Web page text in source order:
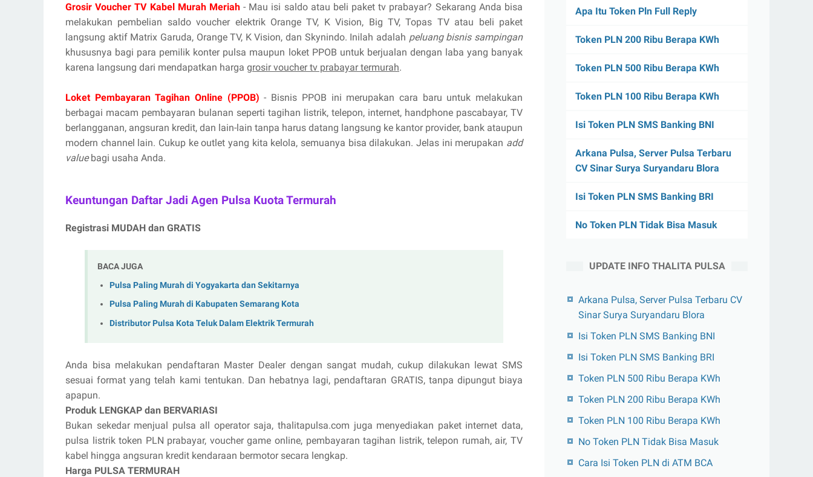
Grosir Voucher TV Kabel Murah Meriah- Mau isi saldo atau beli paket tv prabayar? Sekarang Anda bisa
melakukan pembelian saldo voucher elektrik Orange TV, K Vision, Big TV, Topas TV atau beli paket
langsung aktif Matrix Garuda, Orange TV, K Vision, dan Skynindo. Inilah adalah peluang bisnis sampingan
khususnya bagi para pemilik konter pulsa maupun loket PPOB untuk berjualan dengan laba yang banyak
karena langsung dari mendapatkan harga grosir voucher tv prabayar termurah.
Loket Pembayaran Tagihan Online (PPOB) - Bisnis PPOB ini merupakan cara baru untuk melakukan
berbagai macam pembayaran bulanan seperti tagihan listrik, telepon, internet, handphone pascabayar, TV
berlangganan, angsuran kredit, dan lain-lain tanpa harus datang langsung ke kantor provider, bank ataupun
modern channel lain. Cukup ke outlet yang kita kelola, semuanya bisa dilakukan. Jelas ini merupakan add
valuebagi usaha Anda.
Keuntungan Daftar Jadi Agen Pulsa Kuota Termurah
Registrasi MUDAH dan GRATIS
BACA JUGA
Pulsa Paling Murah di Yogyakarta dan Sekitarnya
Pulsa Paling Murah di Kabupaten Semarang Kota
Distributor Pulsa Kota Teluk Dalam Elektrik Termurah
Anda bisa melakukan pendaftaran Master Dealer dengan sangat mudah, cukup dilakukan lewat SMS
sesuai format yang telah kami tentukan. Dan hebatnya lagi, pendaftaran GRATIS, tanpa dipungut biaya
apapun.
Produk LENGKAP dan BERVARIASI
Bukan sekedar menjual pulsa all operator saja, thalitapulsa.com juga menyediakan paket internet data,
pulsa listrik token PLN prabayar, voucher game online, pembayaran tagihan listrik, telepon rumah, air, TV
kabel hingga angsuran kredit kendaraan bermotor secara lengkap.
Harga PULSA TERMURAH
Apa Itu Token Pln Full Reply
Token PLN 200 Ribu Berapa KWh
Token PLN 500 Ribu Berapa KWh
Token PLN 100 Ribu Berapa KWh
Isi Token PLN SMS Banking BNI
Arkana Pulsa, Server Pulsa Terbaru
CV Sinar Surya Suryandaru Blora
Isi Token PLN SMS Banking BRI
No Token PLN Tidak Bisa Masuk
UPDATE INFO THALITA PULSA
Arkana Pulsa, Server Pulsa Terbaru CV
Sinar Surya Suryandaru Blora
Isi Token PLN SMS Banking BNI
Isi Token PLN SMS Banking BRI
Token PLN 500 Ribu Berapa KWh
Token PLN 200 Ribu Berapa KWh
Token PLN 100 Ribu Berapa KWh
No Token PLN Tidak Bisa Masuk
Cara Isi Token PLN di ATM BCA